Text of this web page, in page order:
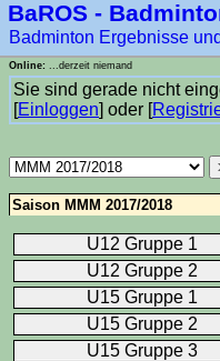
BaROS -
Badminton Ergebnisse
Saison MMM 2017/2018
U12 Gruppe 1
U12 Gruppe 2
U15 Gruppe 1
U15 Gruppe 2
U15 Gruppe 3
Online: ...derzeit niemand
Sie sind gerade nicht
[Einloggen] oder [